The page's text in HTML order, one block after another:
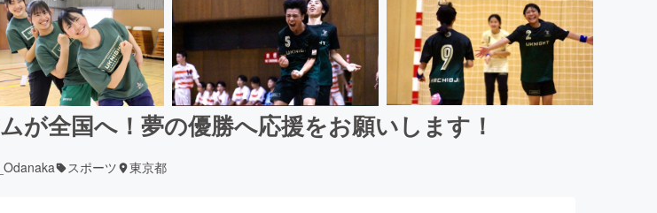
が全国へ！夢の優勝へ応援をお願いします！
スポーツ 東京都